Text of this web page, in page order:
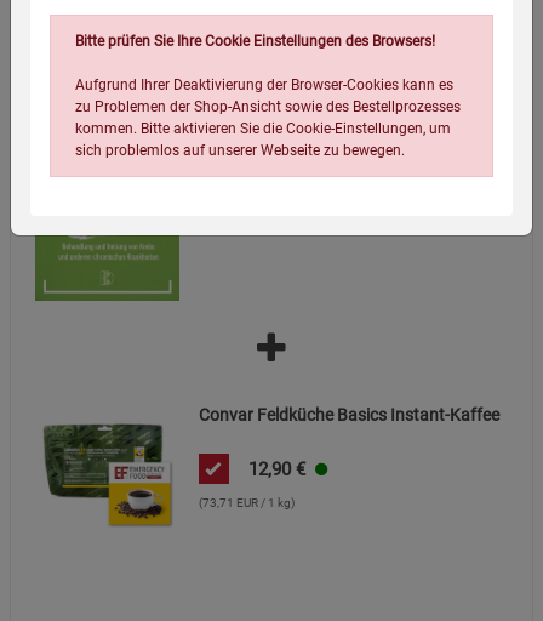
Russisches Heilwissen
17,90 €
Convar Feldküche Basics Instant-Kaffee
12,90 €
(73,71 EUR / 1 kg)
Bitte prüfen Sie Ihre Cookie Einstellungen des Browsers!
Aufgrund Ihrer Deaktivierung der Browser-Cookies kann es
zu Problemen der Shop-Ansicht sowie des Bestellprozesses
kommen. Bitte aktivieren Sie die Cookie-Einstellungen, um
sich problemlos auf unserer Webseite zu bewegen.
Einstellungen speichern für die GruppeEinstellungen speichern für die Gruppe
Zurück Einstellungen speichern für die Gruppe
Einwilligung nicht erteilen
Notwendige Cookies (5)